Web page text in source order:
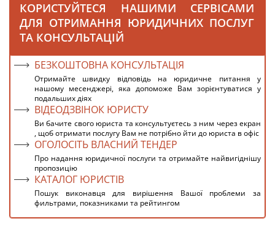
КОРИСТУЙТЕСЯ НАШИМИ СЕРВІСАМИ
ДЛЯ ОТРИМАННЯ ЮРИДИЧНИХ ПОСЛУГ
ТА КОНСУЛЬТАЦІЙ
БЕЗКОШТОВНА КОНСУЛЬТАЦІЯ
Отримайте швидку відповідь на юридичне питання у
нашому месенджері, яка допоможе Вам зорієнтуватися у
подальших діях
ВІДЕОДЗВІНОК ЮРИСТУ
Ви бачите свого юриста та консультуєтесь з ним через екран
, щоб отримати послугу Вам не потрібно йти до юриста в офіс
ОГОЛОСІТЬ ВЛАСНИЙ ТЕНДЕР
Про надання юридичної послуги та отримайте найвигіднішу
пропозицію
КАТАЛОГ ЮРИСТІВ
Пошук виконавця для вирішення Вашої проблеми за
фильтрами, показниками та рейтингом